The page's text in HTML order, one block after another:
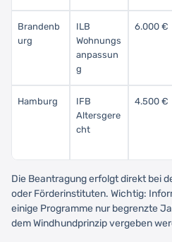
Brandenb
urg
ILB
Wohnungs
anpassun
g
6.000 €
Hamburg
IFB
Altersgere
cht
4.500 €
Die Beantragung erfolgt direkt bei
oder Förderinstituten. Wichtig:
einige Programme nur begrenzte
dem Windhundprinzip vergeben